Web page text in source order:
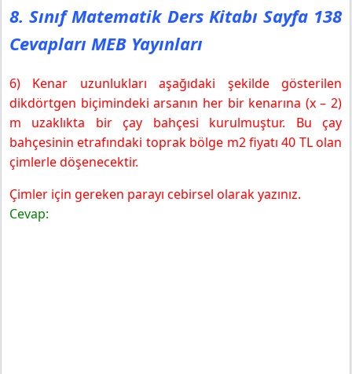
8. Sınıf Matematik Ders Kitabı Sayfa 138
Cevapları MEB Yayınları
6) Kenar uzunlukları aşağıdaki şekilde gösterilen
dikdörtgen biçimindeki arsanın her bir kenarına (x – 2)
m uzaklıkta bir çay bahçesi kurulmuştur. Bu çay
bahçesinin etrafındaki toprak bölge m2 fiyatı 40 TL olan
çimlerle döşenecektir.
Çimler için gereken parayı cebirsel olarak yazınız.
Cevap: